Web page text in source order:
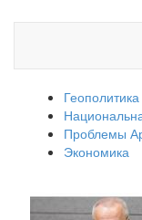
Геополитика
Проблемы
Экономика